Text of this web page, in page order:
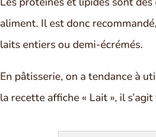
aliment. Il est donc
laits entiers ou demi-écrémés.
En pâtisserie, on a tendance à
la recette affiche « Lait », il